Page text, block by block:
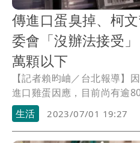
傳進口蛋臭掉、柯
委會「沒辦法接受
萬顆以下
【記者賴昀岫／台北報導】
進口雞蛋因應，目前尚有逾
蛋已經臭掉，民眾黨主席柯
失能」，農委會副主委陳駿
「沒有辦法接受」，不過7
生活 2023/07/01 19:27